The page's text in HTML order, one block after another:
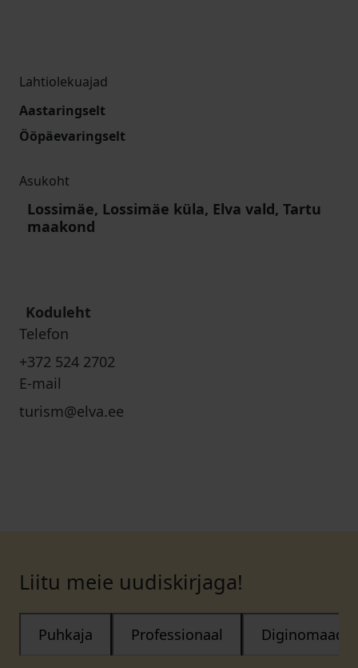
Lahtiolekuajad
Aastaringselt
Ööpäevaringselt
Asukoht
Lossimäe, Lossimäe küla, Elva vald, Tartu
maakond
Koduleht
Telefon
+372 524 2702
E-mail
turism@elva.ee
Liitu meie uudiskirjaga!
Puhkaja Professionaal Diginomaad